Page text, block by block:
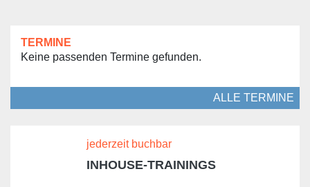
TERMINE
Keine passenden Termine gefunden.
ALLE TERMINE
jederzeit buchbar
INHOUSE-TRAININGS